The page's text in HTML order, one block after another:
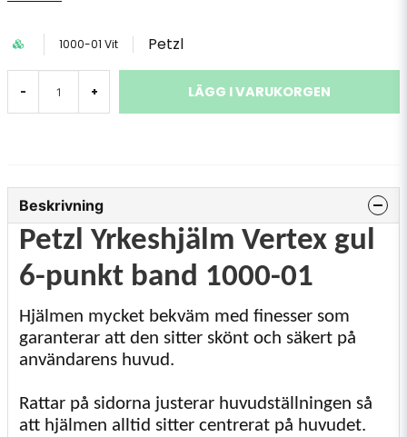
1000-01 Vit Petzl
- + LÄGG I VARUKORGEN
Beskrivning
Petzl Yrkeshjälm Vertex gul
6-punkt band 1000-01
Hjälmen mycket bekväm med finesser som
garanterar att den sitter skönt och säkert på
användarens huvud.
Rattar på sidorna justerar huvudställningen så
att hjälmen alltid sitter centrerat på huvudet.